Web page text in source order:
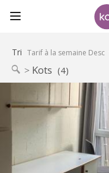
Tri Tarif à la semaine Desc
Kots (4)
Chambre de
disposant d’un
mois : toutes charges
séjour lln : €325
chaussée-de-chaussée,